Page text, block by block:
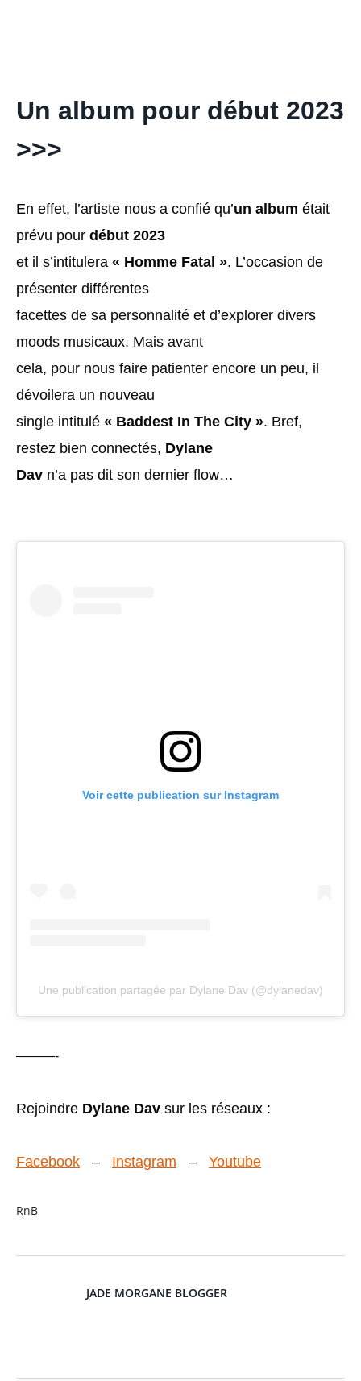
Un album pour début 2023
>>>
En effet, l’artiste nous a confié qu’un album était
prévu pour début 2023
et il s’intitulera « Homme Fatal ». L’occasion de
présenter différentes
facettes de sa personnalité et d’explorer divers
moods musicaux. Mais avant
cela, pour nous faire patienter encore un peu, il
dévoilera un nouveau
single intitulé « Baddest In The City ». Bref,
restez bien connectés, Dylane
Dav n’a pas dit son dernier flow…
Voir cette publication sur Instagram
Une publication partagée par Dylane Dav (@dylanedav)
———-
Rejoindre Dylane Dav sur les réseaux :
Facebook – Instagram – Youtube
RnB
JADE MORGANE BLOGGER